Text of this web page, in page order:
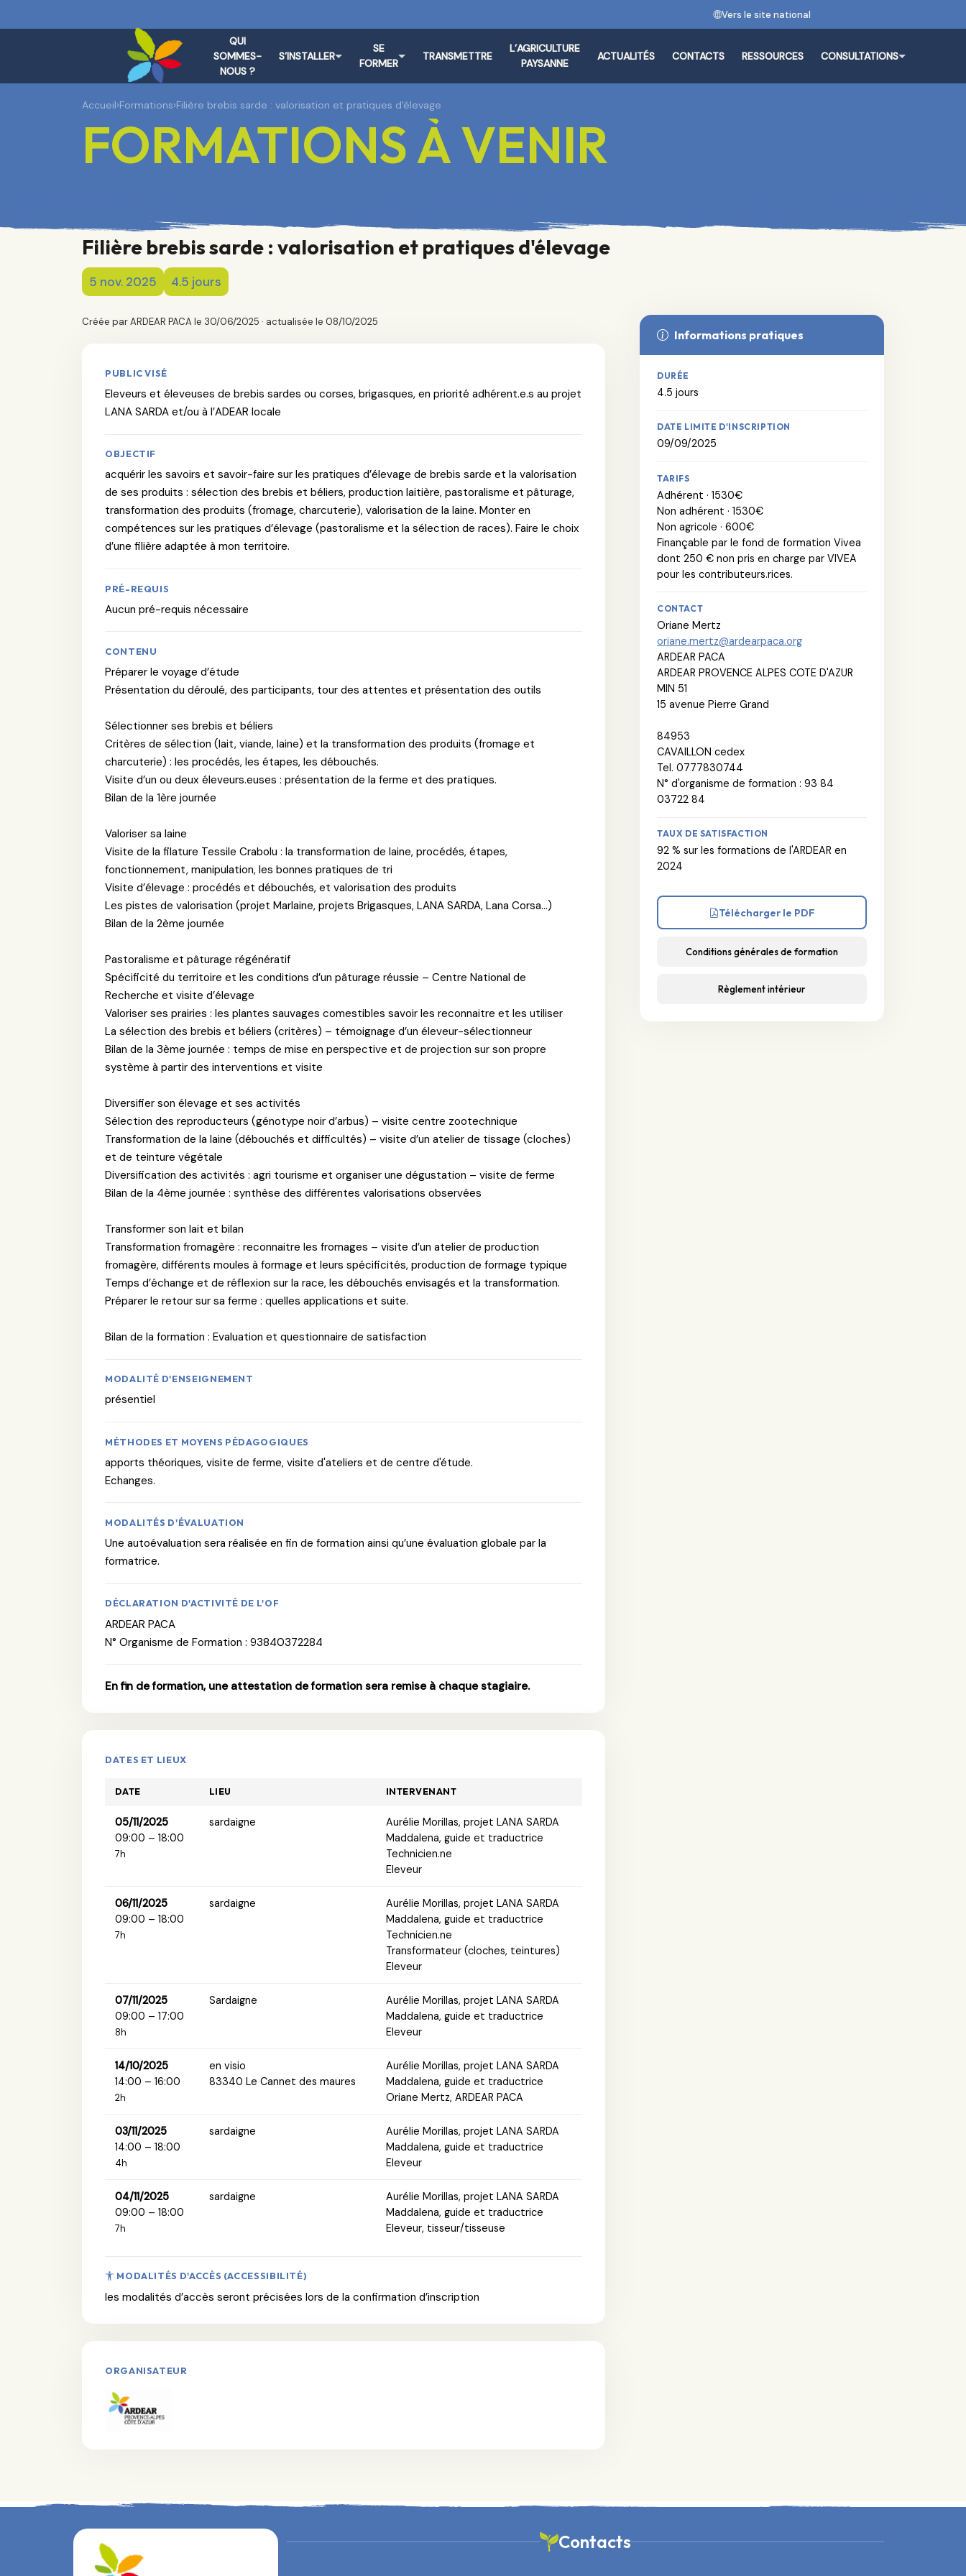
Vers le site national
QUI
SOMMES-
NOUS ?
S’INSTALLER
SE
FORMER
TRANSMETTRE
L’AGRICULTURE
PAYSANNE
ACTUALITÉS CONTACTS RESSOURCES CONSULTATIONS
Accueil›Formations›Filière brebis sarde : valorisation et pratiques d'élevage
FORMATIONS À VENIR
Filière brebis sarde : valorisation et pratiques d'élevage
5 nov. 2025 4.5 jours
Créée par ARDEAR PACA le 30/06/2025 · actualisée le 08/10/2025
PUBLIC VISÉ
Eleveurs et éleveuses de brebis sardes ou corses, brigasques, en priorité adhérent.e.s au projet
LANA SARDA et/ou à l’ADEAR locale
OBJECTIF
acquérir les savoirs et savoir-faire sur les pratiques d’élevage de brebis sarde et la valorisation
de ses produits : sélection des brebis et béliers, production laitière, pastoralisme et pâturage,
transformation des produits (fromage, charcuterie), valorisation de la laine. Monter en
compétences sur les pratiques d’élevage (pastoralisme et la sélection de races). Faire le choix
d’une filière adaptée à mon territoire.
PRÉ-REQUIS
Aucun pré-requis nécessaire
CONTENU
Préparer le voyage d’étude
Présentation du déroulé, des participants, tour des attentes et présentation des outils
Sélectionner ses brebis et béliers
Critères de sélection (lait, viande, laine) et la transformation des produits (fromage et
charcuterie) : les procédés, les étapes, les débouchés.
Visite d’un ou deux éleveurs.euses : présentation de la ferme et des pratiques.
Bilan de la 1ère journée
Valoriser sa laine
Visite de la filature Tessile Crabolu : la transformation de laine, procédés, étapes,
fonctionnement, manipulation, les bonnes pratiques de tri
Visite d’élevage : procédés et débouchés, et valorisation des produits
Les pistes de valorisation (projet Marlaine, projets Brigasques, LANA SARDA, Lana Corsa…)
Bilan de la 2ème journée
Pastoralisme et pâturage régénératif
Spécificité du territoire et les conditions d’un pâturage réussie – Centre National de
Recherche et visite d’élevage
Valoriser ses prairies : les plantes sauvages comestibles savoir les reconnaitre et les utiliser
La sélection des brebis et béliers (critères) – témoignage d’un éleveur-sélectionneur
Bilan de la 3ème journée : temps de mise en perspective et de projection sur son propre
système à partir des interventions et visite
Diversifier son élevage et ses activités
Sélection des reproducteurs (génotype noir d’arbus) – visite centre zootechnique
Transformation de la laine (débouchés et difficultés) – visite d’un atelier de tissage (cloches)
et de teinture végétale
Diversification des activités : agri tourisme et organiser une dégustation – visite de ferme
Bilan de la 4ème journée : synthèse des différentes valorisations observées
Transformer son lait et bilan
Transformation fromagère : reconnaitre les fromages – visite d’un atelier de production
fromagère, différents moules à formage et leurs spécificités, production de formage typique
Temps d’échange et de réflexion sur la race, les débouchés envisagés et la transformation.
Préparer le retour sur sa ferme : quelles applications et suite.
Bilan de la formation : Evaluation et questionnaire de satisfaction
MODALITÉ D'ENSEIGNEMENT
présentiel
MÉTHODES ET MOYENS PÉDAGOGIQUES
apports théoriques, visite de ferme, visite d'ateliers et de centre d'étude.
Echanges.
MODALITÉS D'ÉVALUATION
Une autoévaluation sera réalisée en fin de formation ainsi qu’une évaluation globale par la
formatrice.
DÉCLARATION D'ACTIVITÉ DE L'OF
ARDEAR PACA
N° Organisme de Formation : 93840372284
En fin de formation, une attestation de formation sera remise à chaque stagiaire.
DATES ET LIEUX
DATE LIEU INTERVENANT
05/11/2025
09:00 – 18:00
7h
sardaigne
Aurélie Morillas, projet LANA SARDA
Maddalena, guide et traductrice
Technicien.ne
Eleveur
06/11/2025
09:00 – 18:00
7h
sardaigne
Aurélie Morillas, projet LANA SARDA
Maddalena, guide et traductrice
Technicien.ne
Transformateur (cloches, teintures)
Eleveur
07/11/2025
09:00 – 17:00
8h
Sardaigne
Aurélie Morillas, projet LANA SARDA
Maddalena, guide et traductrice
Eleveur
14/10/2025
14:00 – 16:00
2h
en visio
83340 Le Cannet des maures
Aurélie Morillas, projet LANA SARDA
Maddalena, guide et traductrice
Oriane Mertz, ARDEAR PACA
03/11/2025
14:00 – 18:00
4h
sardaigne
Aurélie Morillas, projet LANA SARDA
Maddalena, guide et traductrice
Eleveur
04/11/2025
09:00 – 18:00
7h
sardaigne
Aurélie Morillas, projet LANA SARDA
Maddalena, guide et traductrice
Eleveur, tisseur/tisseuse
MODALITÉS D'ACCÈS (ACCESSIBILITÉ)
les modalités d’accès seront précisées lors de la confirmation d’inscription
ORGANISATEUR
Informations pratiques
DURÉE
4.5 jours
DATE LIMITE D'INSCRIPTION
09/09/2025
TARIFS
Adhérent · 1530€
Non adhérent · 1530€
Non agricole · 600€
Finançable par le fond de formation Vivea
dont 250 € non pris en charge par VIVEA
pour les contributeurs.rices.
CONTACT
Oriane Mertz
oriane.mertz@ardearpaca.org
ARDEAR PACA
ARDEAR PROVENCE ALPES COTE D'AZUR
MIN 51
15 avenue Pierre Grand
84953
CAVAILLON cedex
Tel. 0777830744
N° d'organisme de formation : 93 84
03722 84
TAUX DE SATISFACTION
92 % sur les formations de l'ARDEAR en
2024
Télécharger le PDF
Conditions générales de formation
Règlement intérieur
Contacts